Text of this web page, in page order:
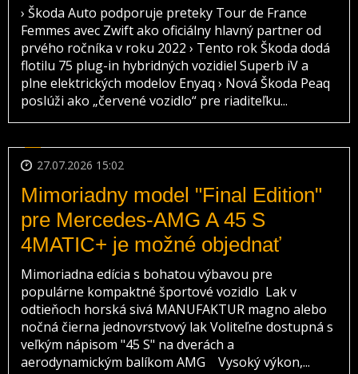
› Škoda Auto podporuje preteky Tour de France
Femmes avec Zwift ako oficiálny hlavný partner od
prvého ročníka v roku 2022 › Tento rok Škoda dodá
flotilu 75 plug-in hybridných vozidiel Superb iV a
plne elektrických modelov Enyaq › Nová Škoda Peaq
poslúži ako „červené vozidlo“ pre riaditeľku...
27.07.2026 15:02
Mimoriadny model "Final Edition"
pre Mercedes-AMG A 45 S
4MATIC+ je možné objednať
Mimoriadna edícia s bohatou výbavou pre
populárne kompaktné športové vozidlo Lak v
odtieňoch horská sivá MANUFAKTUR magno alebo
nočná čierna jednovrstvový lak Voliteľne dostupná s
veľkým nápisom "45 S" na dverách a
aerodynamickým balíkom AMG Vysoký výkon,...